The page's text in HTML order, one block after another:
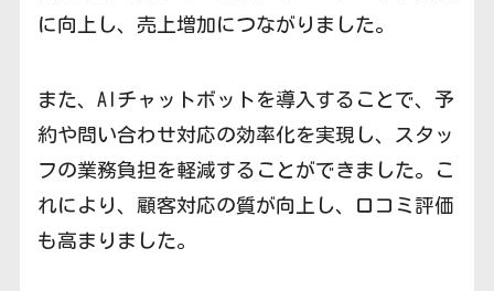
に向上し、売上増加につながりました。
また、AIチャットボットを導入することで、予
約や問い合わせ対応の効率化を実現し、スタッ
フの業務負担を軽減することができました。こ
れにより、顧客対応の質が向上し、口コミ評価
も高まりました。